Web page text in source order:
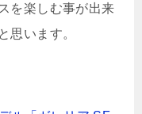
を楽しむ事が出来
思います。